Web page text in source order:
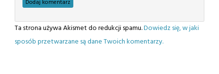
Ta strona używa Akismet do redukcji spamu.Dowiedz się, w jaki
sposób przetwarzane są dane Twoich komentarzy.